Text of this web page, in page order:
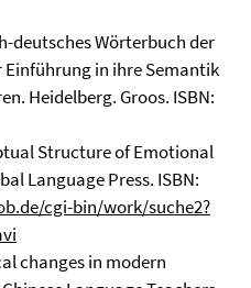
deutsches Wörterbuch der
in ihre Semantik
Heidelberg. Groos. ISBN:
Structure of Emotional
Language Press. ISBN:
cgi-bin/work/suche2?
changes in modern